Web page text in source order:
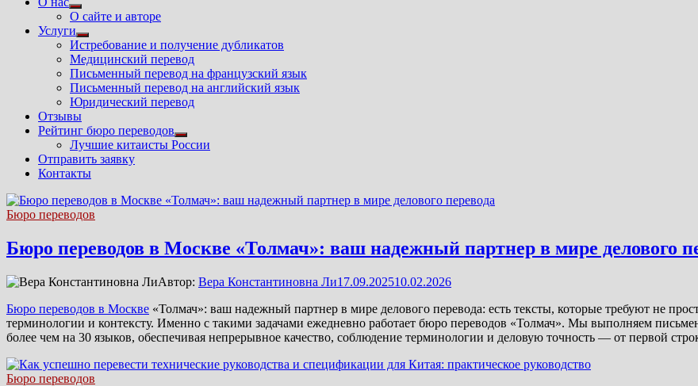
Показать
подменю
О сайте и авторе
Услуги
Показать
подменю
Истребование и получение дубликатов
Медицинский перевод
Письменный перевод на французский язык
Письменный перевод на английский язык
Юридический перевод
Отзывы
Рейтинг бюро переводов
Показать
подменю
Лучшие китаисты России
Отправить заявку
Контакты
Бюро переводов
Бюро переводов в Москве «Толмач»: ваш надежный партнер в мире делового
Автор: Вера Константиновна Ли17.09.202510.02.2026
Бюро переводов в Москве «Толмач»: ваш надежный партнер в мире делового перевода: есть тексты, которые требуют не
терминологии и контексту. Именно с такими задачами ежедневно работает бюро переводов «Толмач». Мы выполняем
более чем на 30 языков, обеспечивая непрерывное качество, соблюдение терминологии и деловую точность — от первой
Бюро переводов